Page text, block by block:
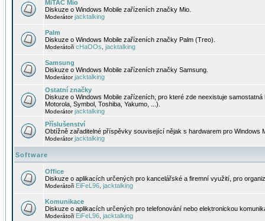
MiTAC Mio
Diskuze o Windows Mobile zařízeních značky Mio.
Moderátorjacktalking
Palm
Diskuze o Windows Mobile zařízeních značky Palm (Treo).
Moderátoři cHaOOs jacktalking
Samsung
Diskuze o Windows Mobile zařízeních značky Samsung.
Moderátorjacktalking
Ostatní značky
Diskuze o Windows Mobile zařízeních, pro které zde neexistuje
Motorola, Symbol, Toshiba, Yakumo, ...).
Moderátorjacktalking
Příslušenství
Obtížně zařaditelné příspěvky související nějak s hardwarem pro Windows
Moderátorjacktalking
Software
Office
Diskuze o aplikacích určených pro kancelářské a firemní využití, pro
Moderátoři EiFeL96 jacktalking
Komunikace
Diskuze o aplikacích určených pro telefonování nebo elektronickou
Moderátoři EiFeL96 jacktalking